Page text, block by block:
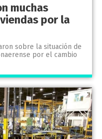
muchas
por la
sobre la situación de
por el cambio